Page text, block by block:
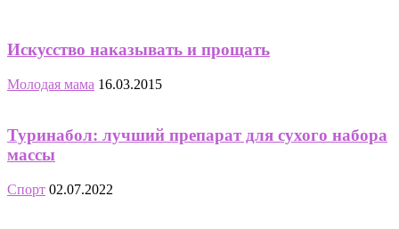
Искусство наказывать и прощать
Молодая мама 16.03.2015
Туринабол: лучший препарат для сухого набора
массы
Спорт 02.07.2022